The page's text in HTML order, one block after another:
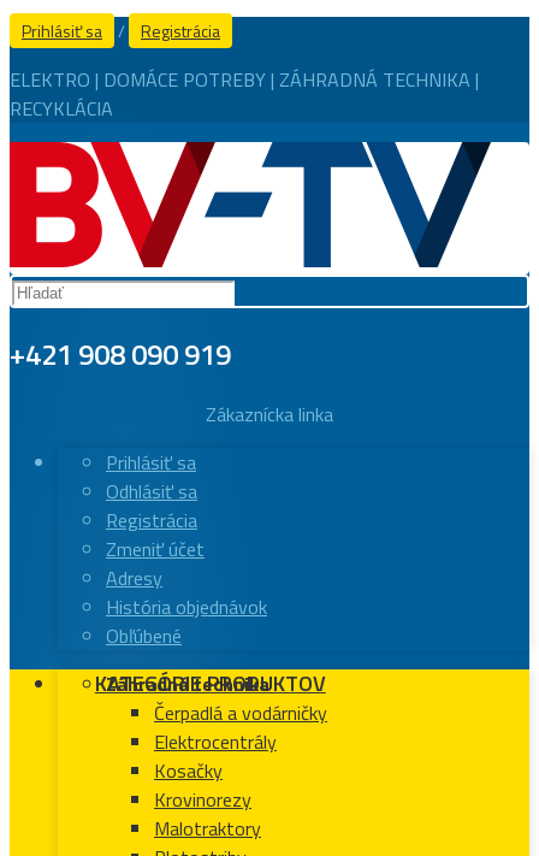
Prihlásiť sa / Registrácia
ELEKTRO | DOMÁCE POTREBY | ZÁHRADNÁ TECHNIKA |
RECYKLÁCIA
+421 908 090 919
Zákaznícka linka
Prihlásiť sa
Odhlásiť sa
Registrácia
Zmeniť účet
Adresy
História objednávok
Obľúbené
KATEGÓRIE PRODUKTOV
Záhradná technika
Čerpadlá a vodárničky
Elektrocentrály
Kosačky
Krovinorezy
Malotraktory